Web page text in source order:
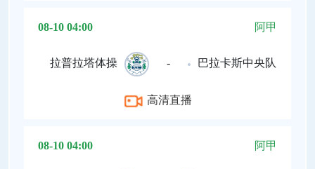
08-10 04:00 阿甲
拉普拉塔体操 - 巴拉卡斯中央队
高清直播
08-10 04:00 阿甲